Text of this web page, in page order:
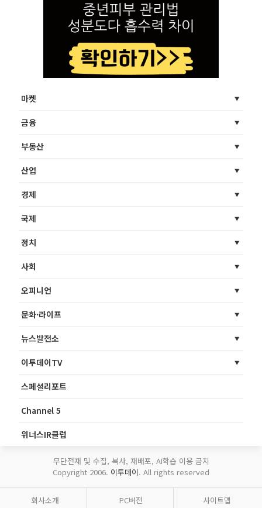
마켓
금융
부동산
산업
경제
국제
정치
사회
오피니언
문화·라이프
뉴스발전소
이투데이TV
스페셜리포트
Channel 5
위너스IR클럽
무단전재 및 수집, 복사, 재배포, AI학습 이용 금지
Copyright 2006. 이투데이. All rights reserved
회사소개 PC버전 사이트맵